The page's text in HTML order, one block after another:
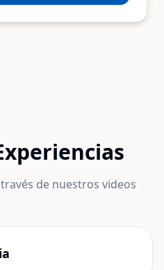
de nuestros videos